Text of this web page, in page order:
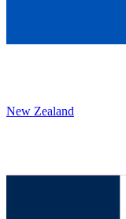
New Zealand